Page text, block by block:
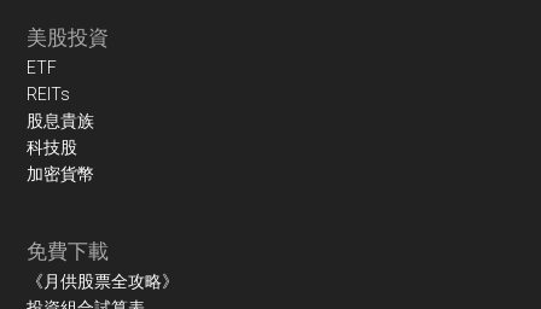
美股投資
ETF
REITs
股息貴族
科技股
加密貨幣
免費下載
《月供股票全攻略》